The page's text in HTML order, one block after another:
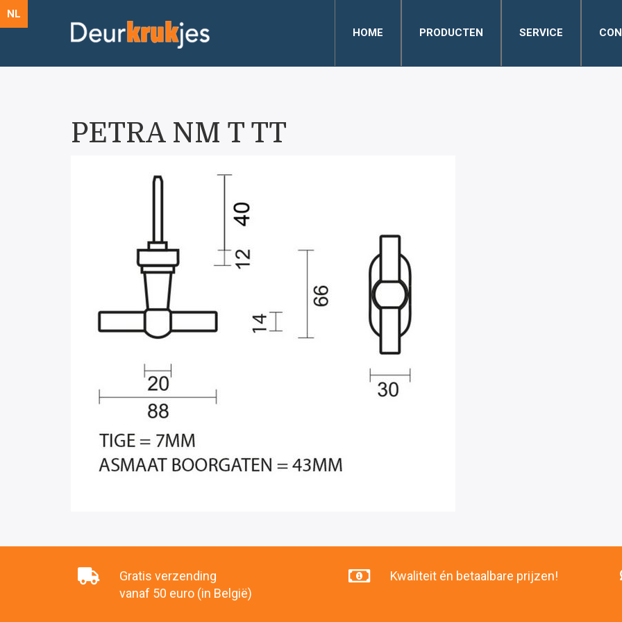
NL
HOME
PRODUCTEN SERVICE
PETRA NM T TT
Gratis verzending
vanaf 50 euro (in België)
Kwaliteit én betaalbare prijzen!